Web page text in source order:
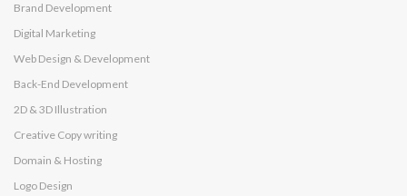
Brand Development
Digital Marketing
Web Design & Development
Back-End Development
2D & 3D Illustration
Creative Copy writing
Domain & Hosting
Logo Design